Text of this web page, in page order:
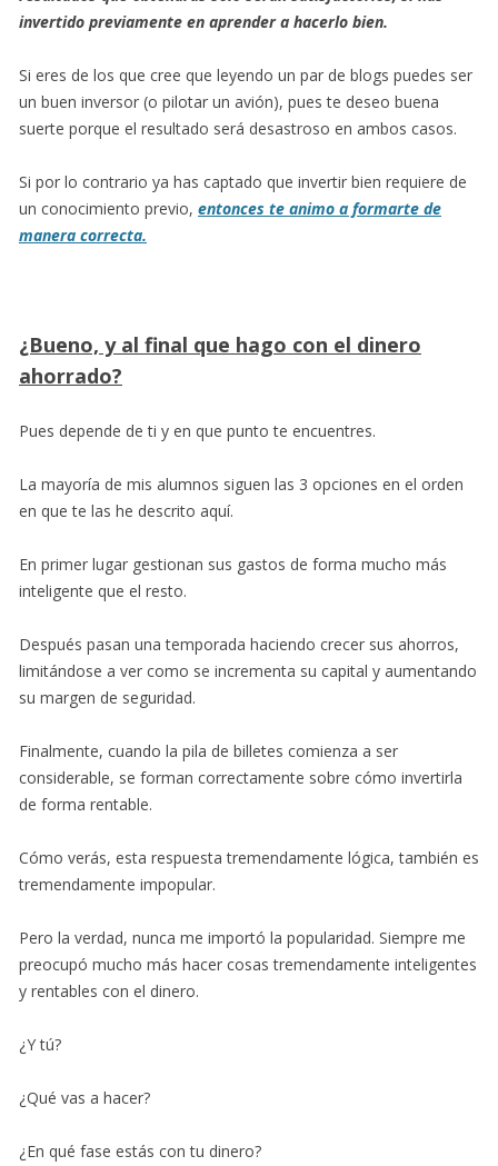
invertido previamente en aprender a hacerlo bien.
Si eres de los que cree que leyendo un par de blogs puedes ser
un buen inversor (o pilotar un avión), pues te deseo buena
suerte porque el resultado será desastroso en ambos casos.
Si por lo contrario ya has captado que invertir bien requiere de
un conocimiento previo, entonces te animo a formarte de
manera correcta.
¿Bueno, y al final que hago con el dinero
ahorrado?
Pues depende de ti y en que punto te encuentres.
La mayoría de mis alumnos siguen las 3 opciones en el orden
en que te las he descrito aquí.
En primer lugar gestionan sus gastos de forma mucho más
inteligente que el resto.
Después pasan una temporada haciendo crecer sus ahorros,
limitándose a ver como se incrementa su capital y aumentando
su margen de seguridad.
Finalmente, cuando la pila de billetes comienza a ser
considerable, se forman correctamente sobre cómo invertirla
de forma rentable.
Cómo verás, esta respuesta tremendamente lógica, también es
tremendamente impopular.
Pero la verdad, nunca me importó la popularidad. Siempre me
preocupó mucho más hacer cosas tremendamente inteligentes
y rentables con el dinero.
¿Y tú?
¿Qué vas a hacer?
¿En qué fase estás con tu dinero?